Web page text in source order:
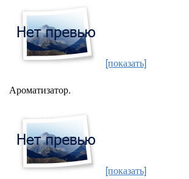
[показать]
Ароматизатор.
[показать]